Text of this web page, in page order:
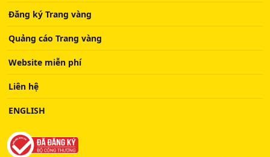
Đăng ký Trang vàng
Quảng cáo Trang vàng
Website miễn phí
Liên hệ
ENGLISH